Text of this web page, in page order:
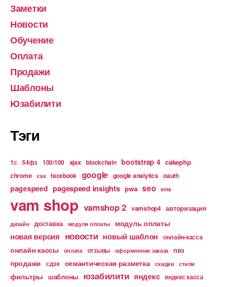
Заметки
Новости
Обучение
Оплата
Продажи
Шаблоны
Юзабилити
Тэги
1с 54фз 100/100 ajax blockchain bootstrap 4 cakephp
chrome css facebook google google analytics oauth
pagespeed pagespeed insights pwa seo sms
vam shop vamshop 2 vamshop4 авторизация
дизайн доставка модули оплаты модуль оплаты
новая версия новости новый шаблон онлайн-касса
онлайн кассы оплата отзывы оформление заказа пвз
продажи сдэк семантическая разметка скидки стили
фильтры шаблоны юзабилити яндекс яндекс касса